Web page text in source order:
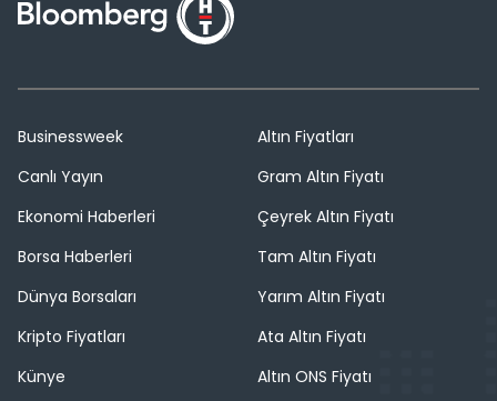
Businessweek
Canlı Yayın
Ekonomi Haberleri
Borsa Haberleri
Dünya Borsaları
Kripto Fiyatları
Künye
Altın Fiyatları
Gram Altın Fiyatı
Çeyrek Altın Fiyatı
Tam Altın Fiyatı
Yarım Altın Fiyatı
Ata Altın Fiyatı
Altın ONS Fiyatı